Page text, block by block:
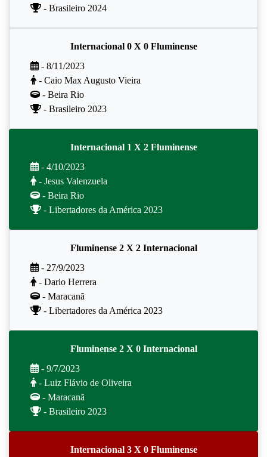
- Brasileiro 2024
Internacional 0 X 0 Fluminense
- 8/11/2023
- Caio Max Augusto Vieira
- Beira Rio
- Brasileiro 2023
Internacional 1 X 2 Fluminense
- 4/10/2023
- Jesus Valenzuela
- Beira Rio
- Libertadores da América 2023
Fluminense 2 X 2 Internacional
- 27/9/2023
- Dario Herrera
- Maracanã
- Libertadores da América 2023
Fluminense 2 X 0 Internacional
- 9/7/2023
- Luiz Flávio de Oliveira
- Maracanã
- Brasileiro 2023
Internacional 3 X 0 Fluminense